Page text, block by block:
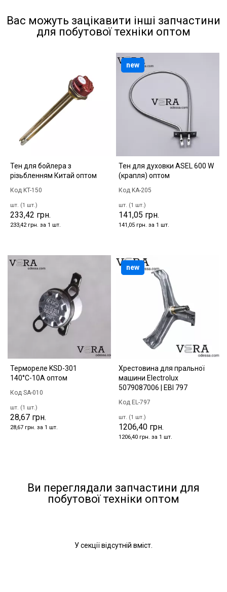
Вас можуть зацікавити інші запчастини
для побутової техніки оптом
Тен для бойлера з
різьбленням Китай оптом
Код KT-150
шт. (1 шт.)
233,42 грн.
233,42 грн. за 1 шт.
Тен для духовки ASEL 600 W
(крапля) оптом
Код KA-205
шт. (1 шт.)
141,05 грн.
141,05 грн. за 1 шт.
new
Термореле KSD-301
140°С-10А оптом
Код SA-010
шт. (1 шт.)
28,67 грн.
28,67 грн. за 1 шт.
Хрестовина для пральної
машини Electrolux
5079087006 | EBI 797
Код EL-797
шт. (1 шт.)
1206,40 грн.
1206,40 грн. за 1 шт.
new
Ви переглядали запчастини для
побутової техніки оптом
У секції відсутній вміст.